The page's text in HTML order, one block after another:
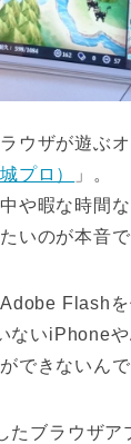
ウザが遊ぶ
プロ）
」。
や暇な時間
いのが本音で
Flash
ないiPhone
できないんで
たブラウザア